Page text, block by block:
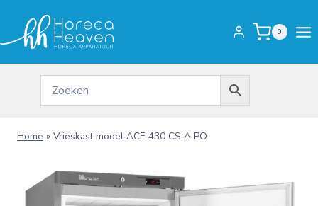
inhoud
0
Home » Vrieskast model ACE 430 CS A PO